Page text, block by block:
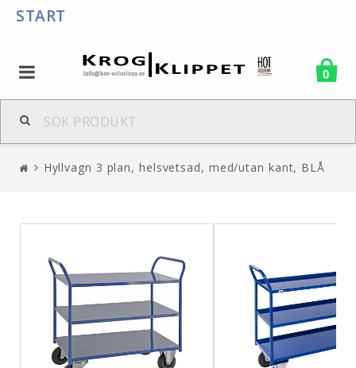
START
0
Hyllvagn 3 plan, helsvetsad, med/utan kant, BLÅ